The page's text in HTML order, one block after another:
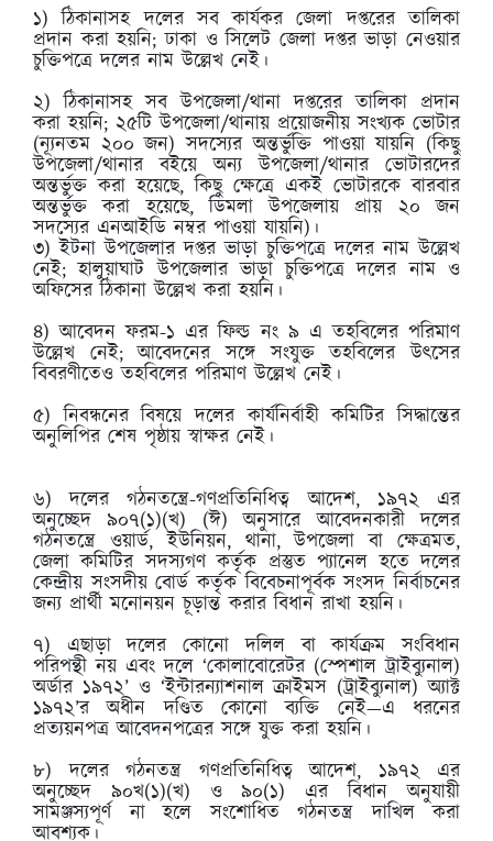
১) ঠিকানাসহ দলের সব কার্যকর জেলা দপ্তরের তালিকা
প্রদান করা হয়নি; ঢাকা ও সিলেট জেলা দপ্তর ভাড়া নেওয়ার
চুক্তিপত্রে দলের নাম উল্লেখ নেই।
২) ঠিকানাসহ সব উপজেলা/থানা দপ্তরের তালিকা প্রদান
করা হয়নি; ২৫টি উপজেলা/থানায় প্রয়োজনীয় সংখ্যক ভোটার
(ন্যূনতম ২০০ জন) সদস্যের অন্তর্ভুক্তি পাওয়া যায়নি (কিছু
উপজেলা/থানার বইয়ে অন্য উপজেলা/থানার ভোটারদের
অন্তর্ভুক্ত করা হয়েছে, কিছু ক্ষেত্রে একই ভোটারকে বারবার
অন্তর্ভুক্ত করা হয়েছে, ডিমলা উপজেলায় প্রায় ২০ জন
সদস্যের এনআইডি নম্বর পাওয়া যায়নি)।
৩) ইটনা উপজেলার দপ্তর ভাড়া চুক্তিপত্রে দলের নাম উল্লেখ
নেই; হালুয়াঘাট উপজেলার ভাড়া চুক্তিপত্রে দলের নাম ও
অফিসের ঠিকানা উল্লেখ করা হয়নি।
৪) আবেদন ফরম-১ এর ফিল্ড নং ৯ এ তহবিলের পরিমাণ
উল্লেখ নেই; আবেদনের সঙ্গে সংযুক্ত তহবিলের উৎসের
বিবরণীতেও তহবিলের পরিমাণ উল্লেখ নেই।
৫) নিবন্ধনের বিষয়ে দলের কার্যনির্বাহী কমিটির সিদ্ধান্তের
অনুলিপির শেষ পৃষ্ঠায় স্বাক্ষর নেই।
৬) দলের গঠনতন্ত্রে-গণপ্রতিনিধিত্ব আদেশ, ১৯৭২ এর
অনুচ্ছেদ ৯০৭(১)(খ) (ঈ) অনুসারে আবেদনকারী দলের
গঠনতন্ত্রে ওয়ার্ড, ইউনিয়ন, থানা, উপজেলা বা ক্ষেত্রমত,
জেলা কমিটির সদস্যগণ কর্তৃক প্রস্তুত প্যানেল হতে দলের
কেন্দ্রীয় সংসদীয় বোর্ড কর্তৃক বিবেচনাপূর্বক সংসদ নির্বাচনের
জন্য প্রার্থী মনোনয়ন চূড়ান্ত করার বিধান রাখা হয়নি।
৭) এছাড়া দলের কোনো দলিল বা কার্যক্রম সংবিধান
পরিপন্থী নয় এবং দলে ‘কোলাবোরেটর (স্পেশাল ট্রাইব্যুনাল)
অর্ডার ১৯৭২’ ও ‘ইন্টারন্যাশনাল ক্রাইমস (ট্রাইব্যুনাল) অ্যাক্ট
১৯৭২’র অধীন দণ্ডিত কোনো ব্যক্তি নেই—এ ধরনের
প্রত্যয়নপত্র আবেদনপত্রের সঙ্গে যুক্ত করা হয়নি।
৮) দলের গঠনতন্ত্র গণপ্রতিনিধিত্ব আদেশ, ১৯৭২ এর
অনুচ্ছেদ ৯০খ(১)(খ) ও ৯০(১) এর বিধান অনুযায়ী
সামঞ্জস্যপূর্ণ না হলে সংশোধিত গঠনতন্ত্র দাখিল করা
আবশ্যক।